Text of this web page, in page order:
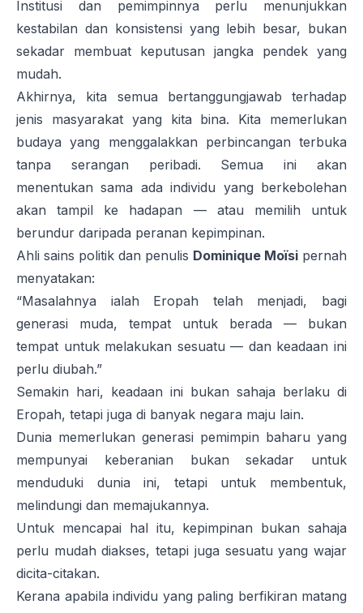
Institusi dan pemimpinnya perlu menunjukkan
kestabilan dan konsistensi yang lebih besar, bukan
sekadar membuat keputusan jangka pendek yang
mudah.
Akhirnya, kita semua bertanggungjawab terhadap
jenis masyarakat yang kita bina. Kita memerlukan
budaya yang menggalakkan perbincangan terbuka
tanpa serangan peribadi. Semua ini akan
menentukan sama ada individu yang berkebolehan
akan tampil ke hadapan — atau memilih untuk
berundur daripada peranan kepimpinan.
Ahli sains politik dan penulis Dominique Moïsi pernah
menyatakan:
“Masalahnya ialah Eropah telah menjadi, bagi
generasi muda, tempat untuk berada — bukan
tempat untuk melakukan sesuatu — dan keadaan ini
perlu diubah.”
Semakin hari, keadaan ini bukan sahaja berlaku di
Eropah, tetapi juga di banyak negara maju lain.
Dunia memerlukan generasi pemimpin baharu yang
mempunyai keberanian bukan sekadar untuk
menduduki dunia ini, tetapi untuk membentuk,
melindungi dan memajukannya.
Untuk mencapai hal itu, kepimpinan bukan sahaja
perlu mudah diakses, tetapi juga sesuatu yang wajar
dicita-citakan.
Kerana apabila individu yang paling berfikiran matang